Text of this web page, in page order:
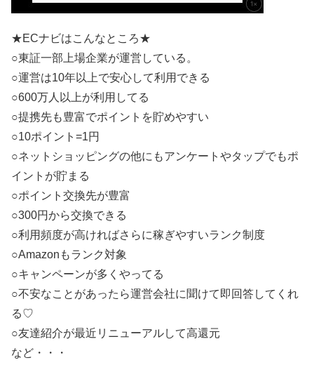
★ECナビはこんなところ★
○東証一部上場企業が運営している。
○運営は10年以上で安心して利用できる
○600万人以上が利用してる
○提携先も豊富でポイントを貯めやすい
○10ポイント=1円
○ネットショッピングの他にもアンケートやタップでもポ
イントが貯まる
○ポイント交換先が豊富
○300円から交換できる
○利用頻度が高ければさらに稼ぎやすいランク制度
○Amazonもランク対象
○キャンペーンが多くやってる
○不安なことがあったら運営会社に聞けて即回答してくれ
る♡
○友達紹介が最近リニューアルして高還元
など・・・